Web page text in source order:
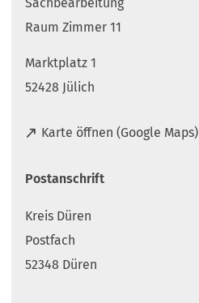
Raum Zimmer 11
Marktplatz 1
52428 Jülich
Karte öffnen (Google Maps)
(
f
e
t
i
Postanschrift
Kreis Düren
Postfach
52348 Düren